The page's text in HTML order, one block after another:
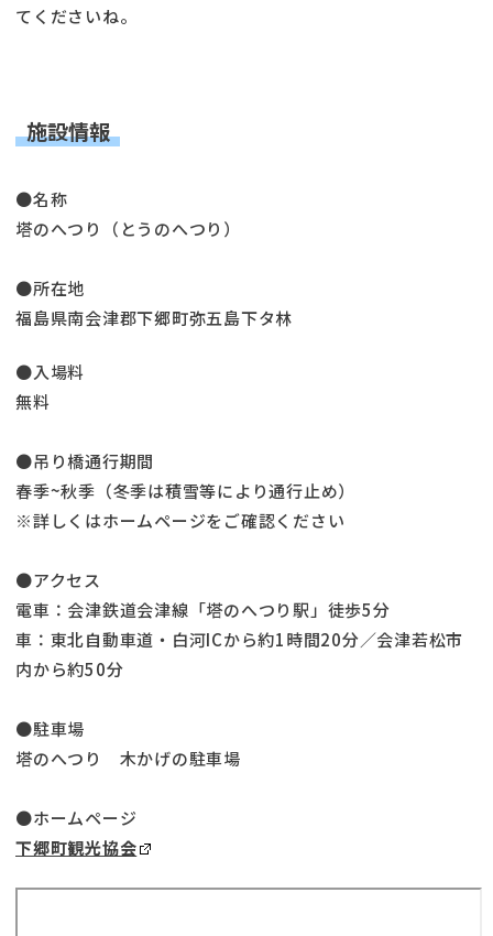
てくださいね。
施設情報
●名称
塔のへつり（とうのへつり）
●所在地
福島県南会津郡下郷町弥五島下タ林
●入場料
無料
●吊り橋通行期間
春季~秋季（冬季は積雪等により通行止め）
※詳しくはホームページをご確認ください
●アクセス
電車：会津鉄道会津線「塔のへつり駅」徒歩5分
車：東北自動車道・白河ICから約1時間20分／会津若松市
内から約50分
●駐車場
塔のへつり 木かげの駐車場
●ホームページ
下郷町観光協会